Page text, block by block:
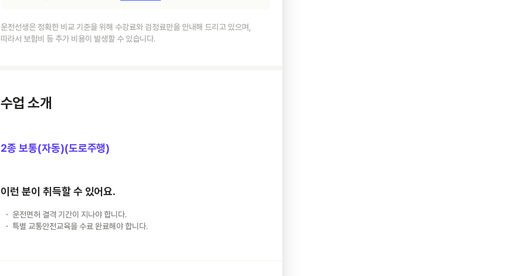
운전선생은 정확한 비교 기준을 위해 수강료와 검정료만을 안내해 드리고 있으며,
따라서 보험비 등 추가 비용이 발생할 수 있습니다.
수업 소개
2종 보통(자동)(도로주행)
이런 분이 취득할 수 있어요.
운전면허 결격 기간이 지나야 합니다.
특별 교통안전교육을 수료 완료해야 합니다.